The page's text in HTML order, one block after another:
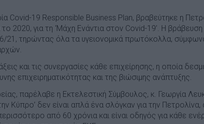
Covid-19 Responsible Business Plan, βραβεύτηκε η
2020, για τη ‘Μάχη Ενάντια στον Covid-19’. H
21, τηρώντας όλα τα υγειονομικά πρωτόκολλα,
και τις συνεργασίες κάθε επιχείρησης, η οποία
επιχειρηματικότητας και της βιώσιμης ανάπτυξης.
παρέλαβε η Εκτελεστική Σύμβουλος, κ. Γεωργία
Κύπρο’ δεν είναι απλά ένα σλόγκαν για την
από 60 χρόνια και είναι οδηγός για κάθε